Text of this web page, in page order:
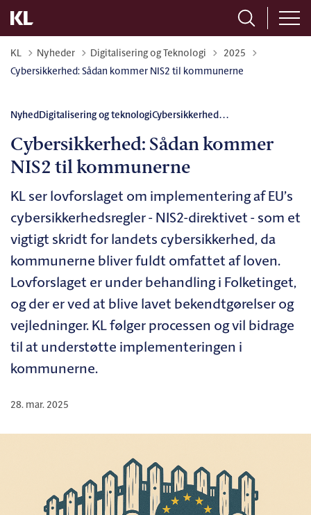
KL Nyheder Digitalisering og Teknologi Tilbage til
2025
Cybersikkerhed: Sådan kommer NIS2 til kommunerne
Nyhed Digitalisering og teknologiCybersikkerhed ...
Cybersikkerhed: Sådan kommer
NIS2 til kommunerne
KL ser lovforslaget om implementering af EU’s
cybersikkerhedsregler - NIS2-direktivet - som et
vigtigt skridt for landets cybersikkerhed, da
kommunerne bliver fuldt omfattet af loven.
Lovforslaget er under behandling i Folketinget,
og der er ved at blive lavet bekendtgørelser og
vejledninger. KL følger processen og vil bidrage
til at understøtte implementeringen i
kommunerne.
28. mar. 2025